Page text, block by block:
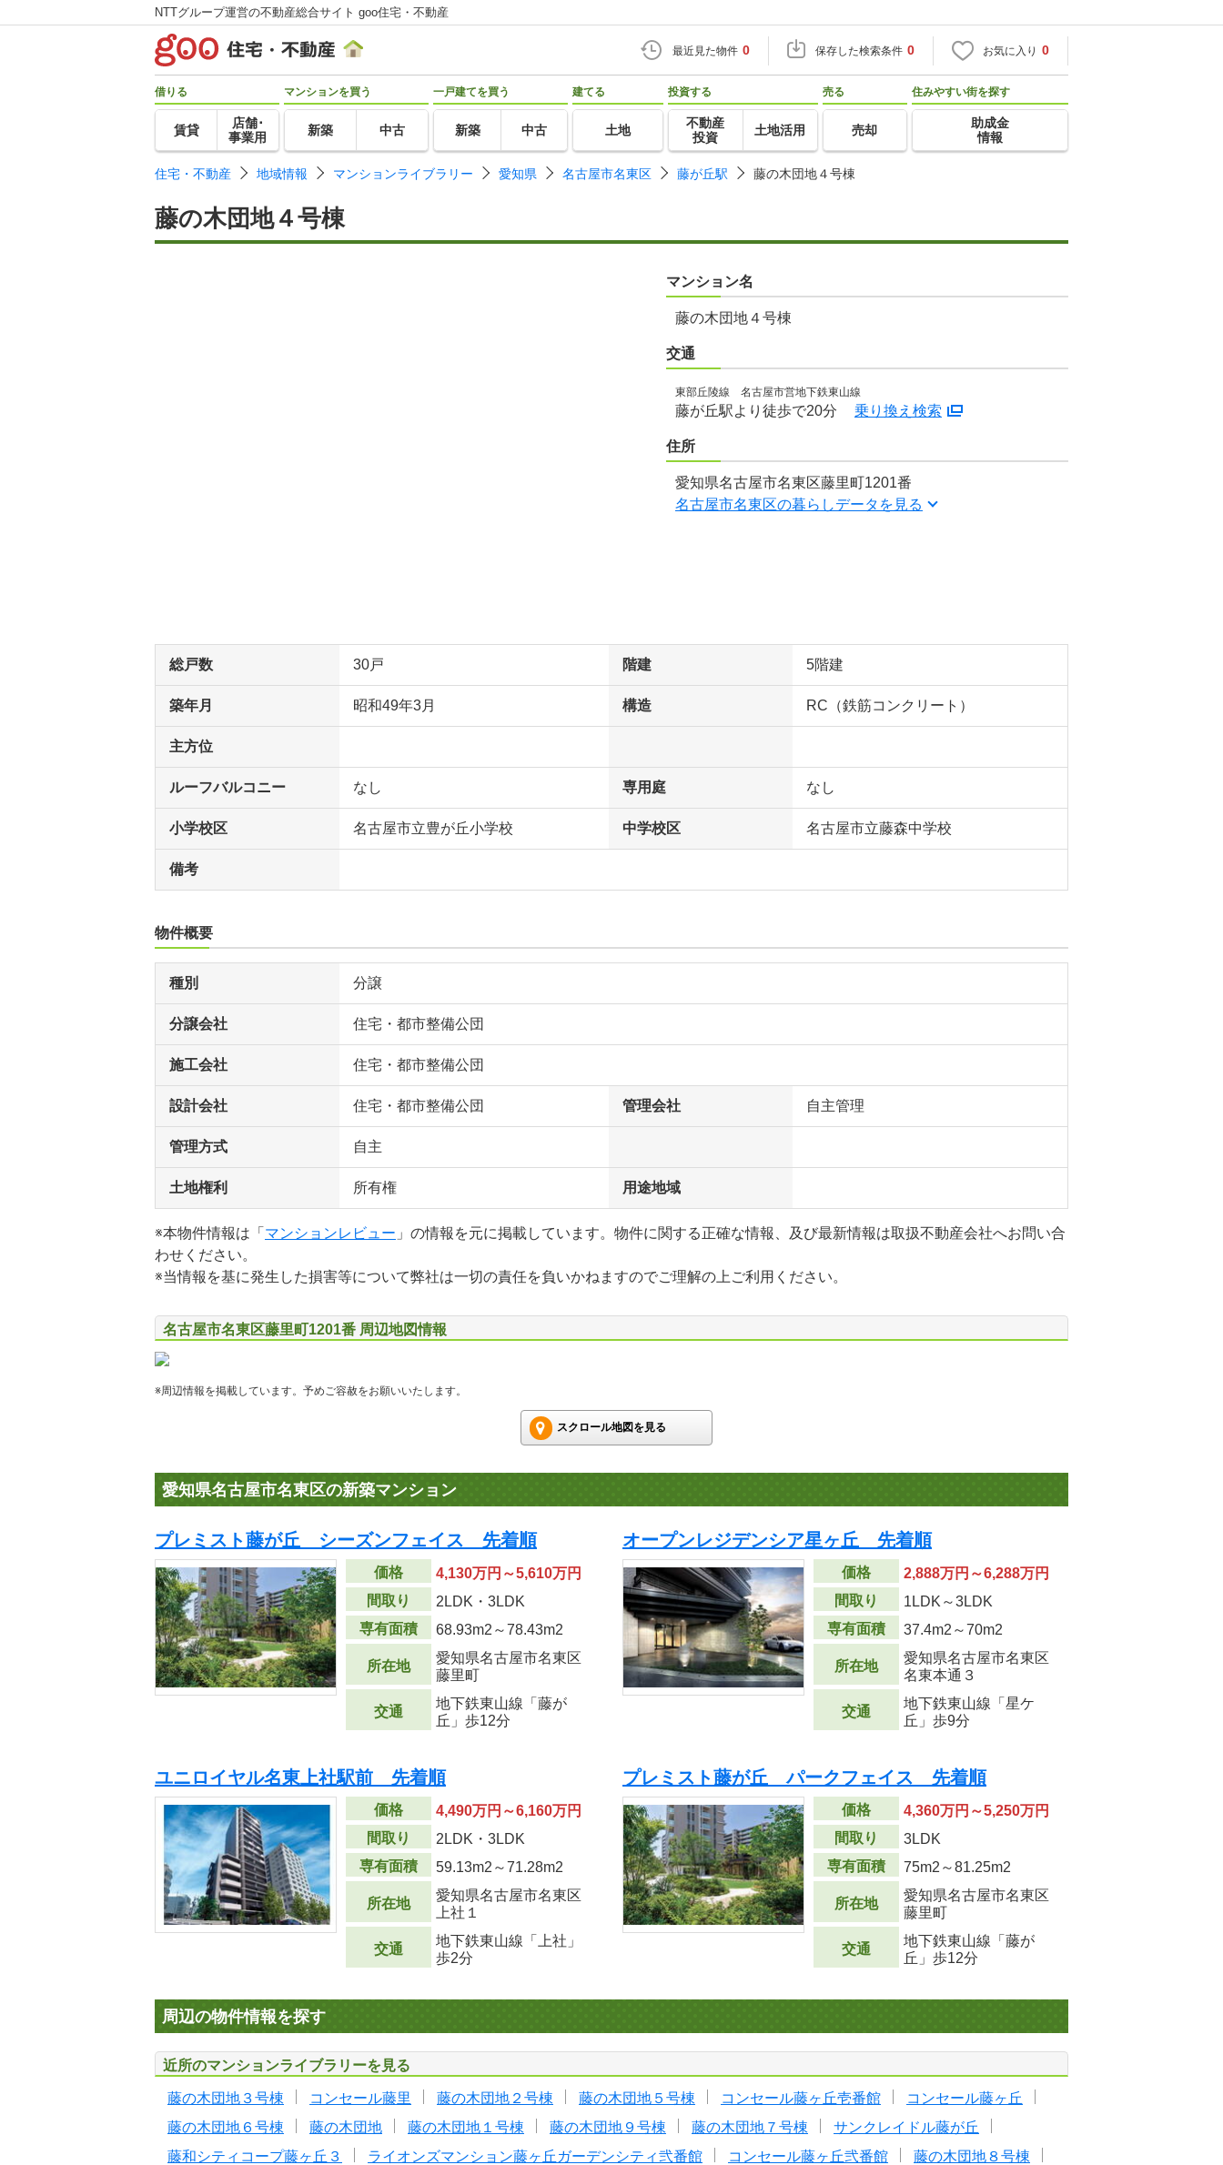
NTTグループ運営の不動産総合サイト goo住宅・不動産
最近見た物件 0 保存した検索条件 0 お気に入り 0
借りる
賃貸
店舗･
事業用
マンションを買う
新築 中古
一戸建てを買う
新築 中古
建てる
土地
投資する
不動産
投資
土地活用
売る
売却
住みやすい街を探す
助成金
情報
住宅・不動産 地域情報 マンションライブラリー 愛知県 名古屋市名東区 藤が丘駅 藤の木団地４号棟
藤の木団地４号棟
マンション名
藤の木団地４号棟
交通
東部丘陵線 名古屋市営地下鉄東山線
藤が丘駅より徒歩で20分 乗り換え検索
住所
愛知県名古屋市名東区藤里町1201番
名古屋市名東区の暮らしデータを見る
総戸数 30戸 階建 5階建
築年月 昭和49年3月 構造 RC（鉄筋コンクリート）
主方位
ルーフバルコニー なし 専用庭 なし
小学校区 名古屋市立豊が丘小学校 中学校区 名古屋市立藤森中学校
備考
物件概要
種別 分譲
分譲会社 住宅・都市整備公団
施工会社 住宅・都市整備公団
設計会社 住宅・都市整備公団 管理会社 自主管理
管理方式 自主
土地権利 所有権 用途地域
※本物件情報は「 マンションレビュー 」の情報を元に掲載しています。物件に関する正確な情報、及び最新情報は取扱不動産会社へお問い合
わせください。
※当情報を基に発生した損害等について弊社は一切の責任を負いかねますのでご理解の上ご利用ください。
名古屋市名東区藤里町1201番 周辺地図情報
※周辺情報を掲載しています。予めご容赦をお願いいたします。
スクロール地図を見る
愛知県名古屋市名東区の新築マンション
プレミスト藤が丘 シーズンフェイス 先着順
価格
4,130万円～5,610万円
間取り
2LDK・3LDK
専有面積
68.93m2 ～78.43m2
所在地
愛知県名古屋市名東区
藤里町
交通
地下鉄東山線「藤が
丘」歩12分
オープンレジデンシア星ヶ丘 先着順
価格
2,888万円～6,288万円
間取り
1LDK～3LDK
専有面積
37.4m2 ～70m2
所在地
愛知県名古屋市名東区
名東本通３
交通
地下鉄東山線「星ケ
丘」歩9分
ユニロイヤル名東上社駅前 先着順
価格
4,490万円～6,160万円
間取り
2LDK・3LDK
専有面積
59.13m2 ～71.28m2
所在地
愛知県名古屋市名東区
上社１
交通
地下鉄東山線「上社」
歩2分
プレミスト藤が丘 パークフェイス 先着順
価格
4,360万円～5,250万円
間取り
3LDK
専有面積
75m2 ～81.25m2
所在地
愛知県名古屋市名東区
藤里町
交通
地下鉄東山線「藤が
丘」歩12分
周辺の物件情報を探す
近所のマンションライブラリーを見る
藤の木団地３号棟 コンセール藤里 藤の木団地２号棟 藤の木団地５号棟 コンセール藤ヶ丘壱番館
コンセール藤ヶ丘
藤の木団地６号棟
藤の木団地 藤の木団地１号棟 藤の木団地９号棟 藤の木団地７号棟
サンクレイドル藤が丘
藤和シティコープ藤ヶ丘３
ライオンズマンション藤ヶ丘ガーデンシティ弐番館 コンセール藤ヶ丘弐番館
藤の木団地８号棟